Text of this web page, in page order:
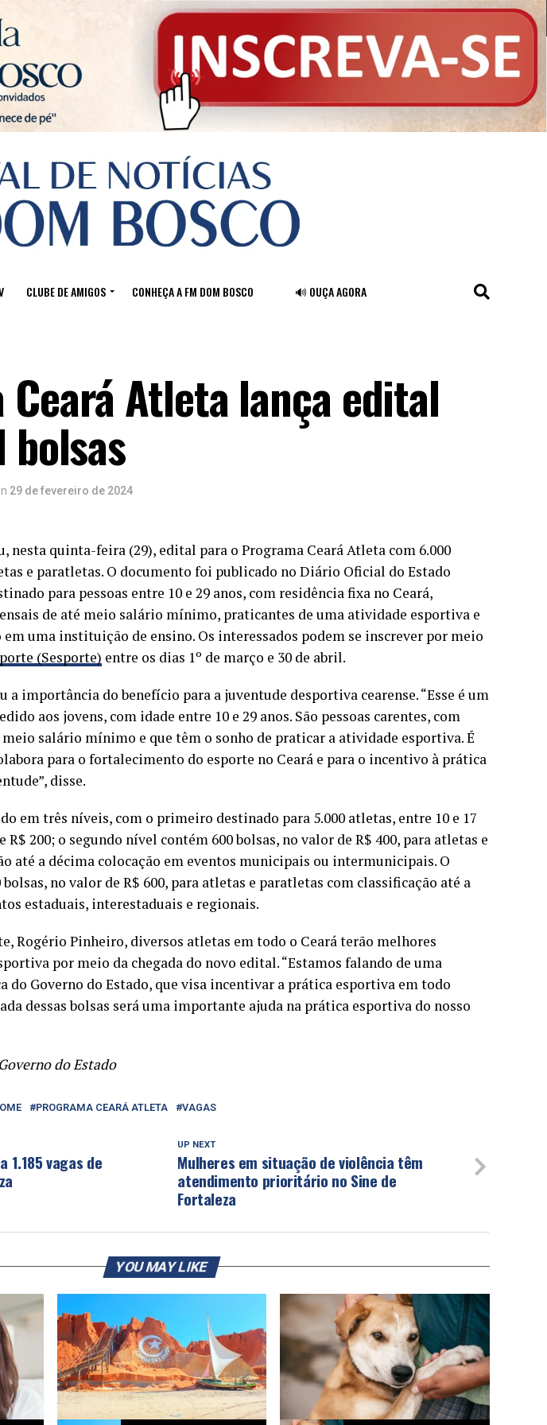
CLUBE DE AMIGOS CONHEÇA A FM DOM BOSCO 🔊 OUÇA AGORA
Atleta lança edital
29 de fevereiro de 2024
nesta quinta-feira (29), edital para o Programa Ceará Atleta com 6.000
e paratletas. O documento foi publicado no Diário Oficial do Estado
para pessoas entre 10 e 29 anos, com residência fixa no Ceará,
de até meio salário mínimo, praticantes de uma atividade esportiva e
uma instituição de ensino. Os interessados podem se inscrever por meio
(Sesporte) entre os dias 1º de março e 30 de abril.
a importância do benefício para a juventude desportiva cearense. “Esse é um
aos jovens, com idade entre 10 e 29 anos. São pessoas carentes, com
salário mínimo e que têm o sonho de praticar a atividade esportiva. É
para o fortalecimento do esporte no Ceará e para o incentivo à prática
disse.
em três níveis, com o primeiro destinado para 5.000 atletas, entre 10 e 17
R$ 200; o segundo nível contém 600 bolsas, no valor de R$ 400, para atletas e
até a décima colocação em eventos municipais ou intermunicipais. O
no valor de R$ 600, para atletas e paratletas com classificação até a
estaduais, interestaduais e regionais.
Rogério Pinheiro, diversos atletas em todo o Ceará terão melhores
por meio da chegada do novo edital. “Estamos falando de uma
Governo do Estado, que visa incentivar a prática esportiva em todo
dessas bolsas será uma importante ajuda na prática esportiva do nosso
do Estado
PROGRAMA CEARÁ ATLETA VAGAS
UP NEXT
Mulheres em situação de violência têm
atendimento prioritário no Sine de
Fortaleza
1.185 vagas de
YOU MAY LIKE
mobile